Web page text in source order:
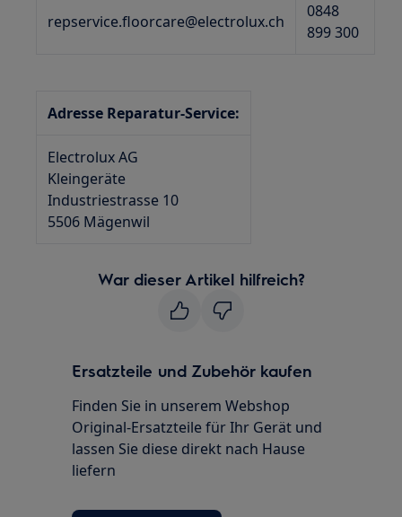
repservice.floorcare@electrolux.ch
0848
899 300
Adresse Reparatur-Service:
Electrolux AG
Kleingeräte
Industriestrasse 10
5506 Mägenwil
War dieser Artikel hilfreich?
Ersatzteile und Zubehör kaufen
Finden Sie in unserem Webshop
Original-Ersatzteile für Ihr Gerät und
lassen Sie diese direkt nach Hause
liefern